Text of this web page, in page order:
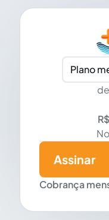
Plano
R$
Cobrança
Assinar